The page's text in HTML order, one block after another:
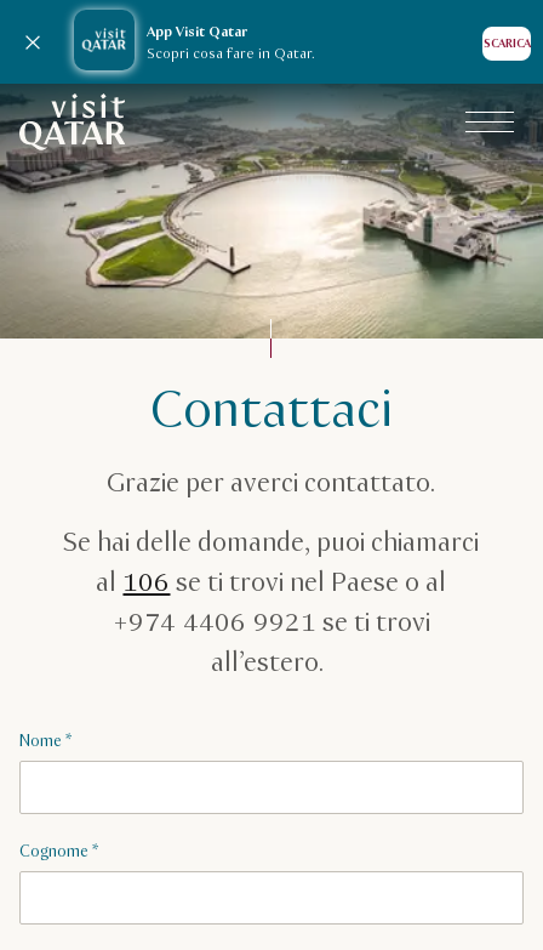
App Visit Qatar
Scopri cosa fare in Qatar.
SCARICA
Chiudi avviso
Pagina iniziale Visit Qatar
Contattaci
Grazie per averci contattato.
Se hai delle domande, puoi chiamarci
al106se ti trovi nel Paese o al
+974 4406 9921 se ti trovi
all’estero.
Nome *
Cognome *